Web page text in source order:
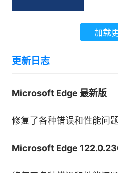
●Copilot连接器
OneDrive、Outlook、
Google 云端硬盘。您可
在Copilot中登录。
加载
更新日志
Microsoft Edge 最新版
修复了各种错误和性能问题
Microsoft Edge